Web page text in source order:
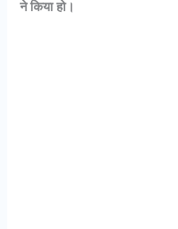
ने किया हो।